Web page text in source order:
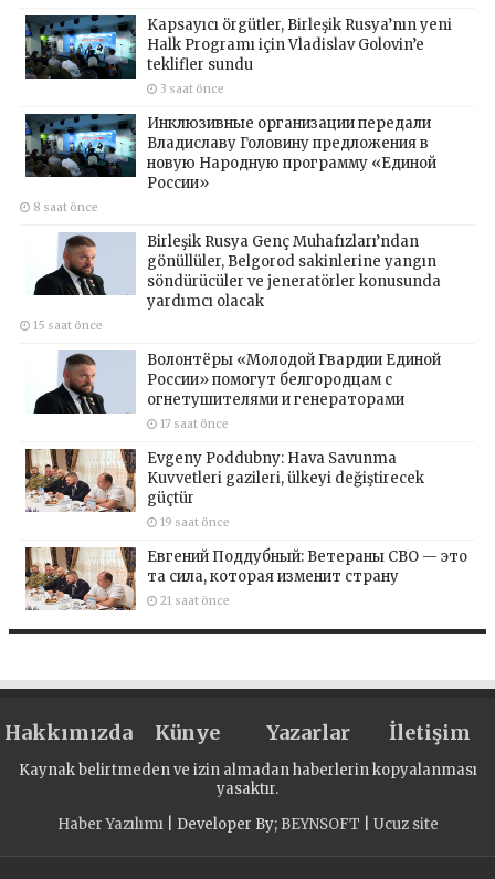
Kapsayıcı örgütler, Birleşik Rusya’nın yeni
Halk Programı için Vladislav Golovin’e
teklifler sundu
3 saat önce
Инклюзивные организации передали
Владиславу Головину предложения в
новую Народную программу «Единой
России»
8 saat önce
Birleşik Rusya Genç Muhafızları’ndan
gönüllüler, Belgorod sakinlerine yangın
söndürücüler ve jeneratörler konusunda
yardımcı olacak
15 saat önce
Волонтёры «Молодой Гвардии Единой
России» помогут белгородцам с
огнетушителями и генераторами
17 saat önce
Evgeny Poddubny: Hava Savunma
Kuvvetleri gazileri, ülkeyi değiştirecek
güçtür
19 saat önce
Евгений Поддубный: Ветераны СВО — это
та сила, которая изменит страну
21 saat önce
Hakkımızda Künye Yazarlar İletişim
Kaynak belirtmeden ve izin almadan haberlerin kopyalanması
yasaktır.
Haber Yazılımı| Developer By; BEYNSOFT Ucuz site